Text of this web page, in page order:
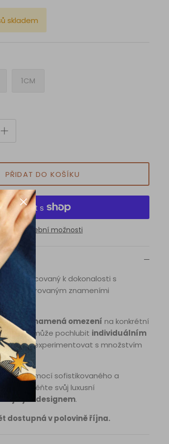
skladem
1CM
PŘIDAT DO KOŠÍKU
Další platební možnosti
zpracovaný k dokonalosti s
inspirovaným znameními
neznamená omezení na konkrétní
se může pochlubit individuálním
umožní experimentovat s množstvím
pomocí sofistikovaného a
Proměňte svůj luxusní
jiným designem.
dostupná v polovině října.